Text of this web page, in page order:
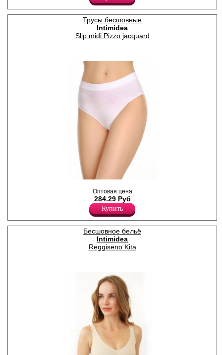
Полиамид 92%
Трусы бесшовные
Intimidea
Slip midi Pizzo jacquard
микрофибры с жаккардовым
рисунком
Лайкра 8%
Полиамид 92%
Оптовая цена
284.29 Руб
Купить
Бесшовное бельё
Intimidea
Reggiseno Kita